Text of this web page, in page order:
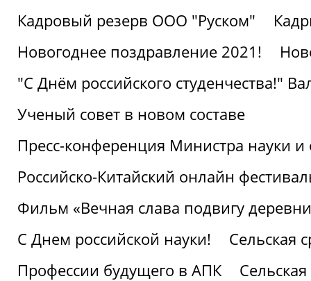
Кадровый резерв ООО "Руском"
Новогоднее поздравление 2021!
"С Днём российского студенчества!"
Ученый совет в новом составе
Пресс-конференция Министра науки
Российско-Китайский онлайн
Фильм «Вечная слава подвигу
С Днем российской науки!
Сельская
Профессии будущего в АПК